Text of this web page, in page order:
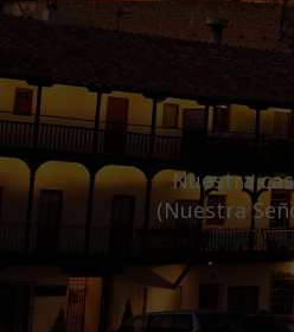
Nuestra
(Nuestra